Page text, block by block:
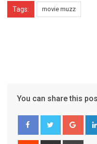
Tags: movie muzz
You can share this